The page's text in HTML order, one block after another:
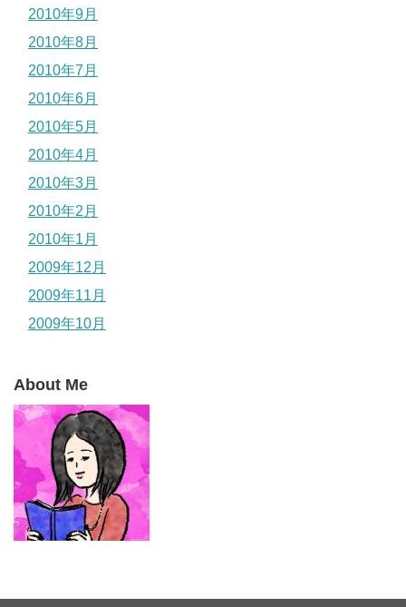
2010年9月
2010年8月
2010年7月
2010年6月
2010年5月
2010年4月
2010年3月
2010年2月
2010年1月
2009年12月
2009年11月
2009年10月
About Me